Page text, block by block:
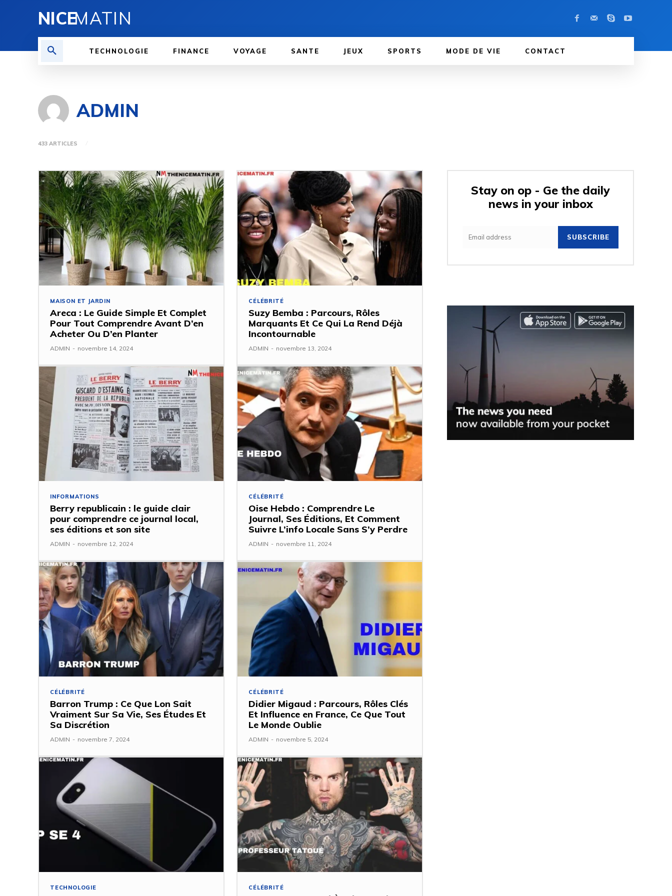
NICEMATIN
TECHNOLOGIE FINANCE VOYAGE SANTE JEUX SPORTS MODE DE VIE CONTACT
ADMIN
433 ARTICLES
MAISON ET JARDIN
Areca : Le Guide Simple Et Complet
Pour Tout Comprendre Avant D’en
Acheter Ou D’en Planter
ADMIN - novembre 14, 2024
CÉLÉBRITÉ
Suzy Bemba : Parcours, Rôles
Marquants Et Ce Qui La Rend Déjà
Incontournable
ADMIN - novembre 13, 2024
INFORMATIONS
Berry republicain : le guide clair
pour comprendre ce journal local,
ses éditions et son site
ADMIN - novembre 12, 2024
CÉLÉBRITÉ
Oise Hebdo : Comprendre Le
Journal, Ses Éditions, Et Comment
Suivre L’info Locale Sans S’y Perdre
ADMIN - novembre 11, 2024
CÉLÉBRITÉ
Barron Trump : Ce Que Lon Sait
Vraiment Sur Sa Vie, Ses Études Et
Sa Discrétion
ADMIN - novembre 7, 2024
CÉLÉBRITÉ
Didier Migaud : Parcours, Rôles Clés
Et Influence en France, Ce Que Tout
Le Monde Oublie
ADMIN - novembre 5, 2024
TECHNOLOGIE CÉLÉBRITÉ
Stay on op - Ge the daily
news in your inbox
SUBSCRIBE